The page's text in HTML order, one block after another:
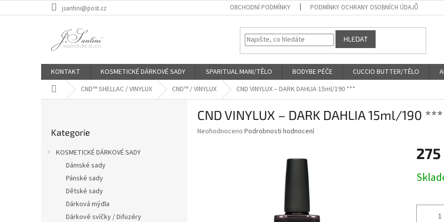
na
jsantini@post.cz OBCHODNÍ PODMÍNKY PODMÍNKY OCHRANY OSOBNÍCH ÚDAJŮ
HLEDAT
KONTAKT KOSMETICKÉ DÁRKOVÉ SADY SPARITUAL MANI/TĚLO BODYBE PÉČE CUCCIO BUTTER/TĚLO
Domů CND™ SHELLAC / VINYLUX CND™ / VINYLUX CND VINYLUX – DARK DAHLIA 15ml/190 ***
kategorie
Kategorie
KOSMETICKÉ DÁRKOVÉ SADY
Dámské sady
Pánské sady
Dětské sady
Dárková mýdla
Dárkové svíčky / Difuzéry
CND VINYLUX – DARK DAHLIA 15ml/190 ***
Průměrné
Neohodnoceno Podrobnosti hodnocení
275
cena: